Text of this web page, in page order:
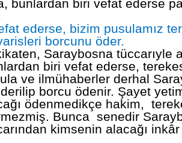
bunlardan biri vefat ederse
ederse, bizim pusulamız
borcunu öder.
Saraybosna tüccarıyle
biri vefat ederse,
ve ilmühaberler derhal
borcu ödenir. Şayet
ödenmedikçe hakim,
Bunca senedir
kimsenin alacağı